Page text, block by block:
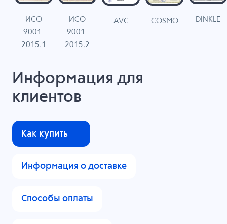
ИСО
9001-
2015.1
ИСО
9001-
2015.2
AVC COSMO DINKLE
Информация для
клиентов
Как купить
Информация о доставке
Способы оплаты